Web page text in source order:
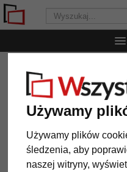
Używamy
Używamy plików
śledzenia, aby
naszej witryny,
rama do obrazów Eppingen
Barokowa
Eppingen